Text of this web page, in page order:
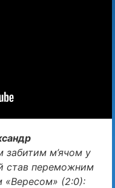
забитим м’ячом у
став переможним
«Вересом» (2:0):